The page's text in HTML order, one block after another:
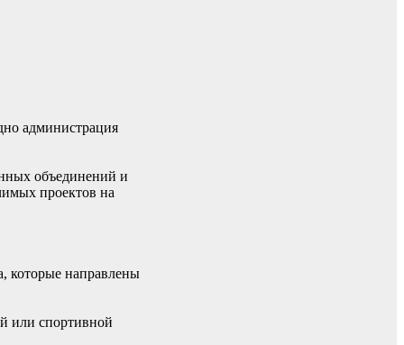
администрация
объединений и
проектов на
которые направлены
или спортивной